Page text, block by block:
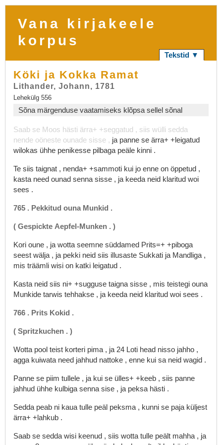
Vana kirjakeele
korpus
Tekstid ▼
Köki ja Kokka Ramat
Lithander, Johann, 1781
Lehekülg 556
Sõna märgenduse vaatamiseks klõpsa sellel sõnal
Saab se Moos hästi ärra+ +seggatud , siis wülli sedda
nende oöneste ounade sisse , ja panne se ärra+ +leigatud
wilokas ühhe penikesse pilbaga peäle kinni .
Te siis taignat , nenda+ +sammoti kui jo enne on öppetud ,
kasta need ounad senna sisse , ja keeda neid klaritud woi
sees .
765 . Pekkitud ouna Munkid .
( Gespickte Aepfel-Munken . )
Kori oune , ja wotta seemne süddamed Prits=+ +piboga
seest wälja , ja pekki neid siis illusaste Sukkati ja Mandliga ,
mis träämli wisi on katki leigatud .
Kasta neid siis ni+ +sugguse taigna sisse , mis teistegi ouna
Munkide tarwis tehhakse , ja keeda neid klaritud woi sees .
766 . Prits Kokid .
( Spritzkuchen . )
Wotta pool teist korteri pima , ja 24 Loti head nisso jahho ,
agga kuiwata need jahhud nattoke , enne kui sa neid wagid .
Panne se piim tullele , ja kui se ülles+ +keeb , siis panne
jahhud ühhe kulbiga senna sise , ja peksa hästi .
Sedda peab ni kaua tulle peäl peksma , kunni se paja küljest
ärra+ +lahkub .
Saab se sedda wisi keenud , siis wotta tulle peält mahha , ja